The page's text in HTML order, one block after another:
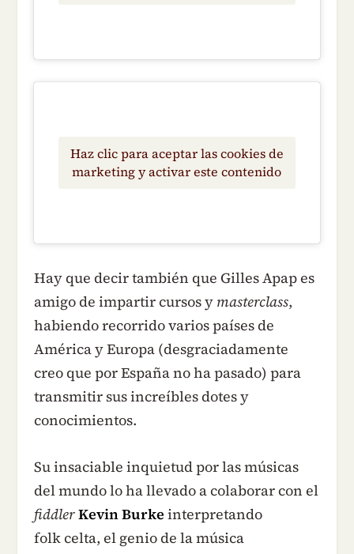
Haz clic para aceptar las cookies de
marketing y activar este contenido
Hay que decir también que Gilles Apap es
amigo de impartir cursos y masterclass,
habiendo recorrido varios países de
América y Europa (desgraciadamente
creo que por España no ha pasado) para
transmitir sus increíbles dotes y
conocimientos.
Su insaciable inquietud por las músicas
del mundo lo ha llevado a colaborar con el
fiddlerKevin Burke interpretando
folk celta, el genio de la música